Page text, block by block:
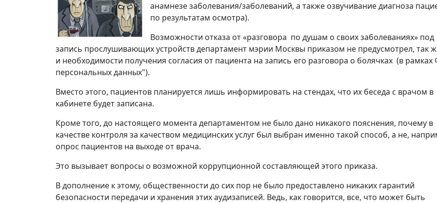
анамнезе заболевания/заболеваний, а также озвучивание диагноза
по результатам осмотра).
Возможности отказа от «разговора по душам о своих заболеваниях» под
запись прослушивающих устройств департамент мэрии Москвы приказом не предусмотрел, так
и необходимости получения согласия от пациента на запись его разговора о болячках (в
персональных данных").
Вместо этого, пациентов планируется лишь информировать на стендах, что их беседа с врачом в
кабинете будет записана.
Кроме того, до настоящего момента департаментом не было дано никакого пояснения, почему в
качестве контроля за качеством медицинских услуг был выбран именно такой способ, а не,
опрос пациентов на выходе от врача.
Это вызывает вопросы о возможной коррупционной составляющей этого приказа.
В дополнение к этому, общественности до сих пор не было предоставлено никаких гарантий
безопасности передачи и хранения этих аудизаписей. Ведь, как говорится, все, что может быть